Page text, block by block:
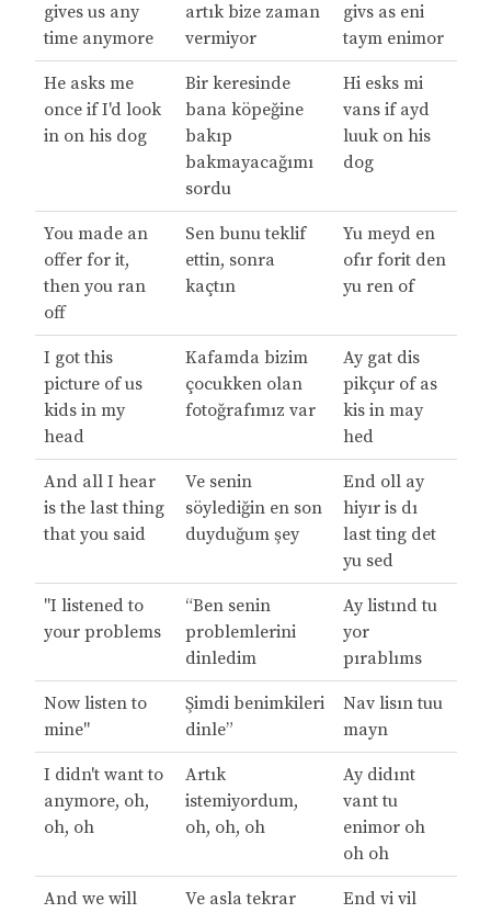
gives us any
time anymore
artık bize zaman
vermiyor
givs as eni
taym enimor
He asks me
once if I'd look
in on his dog
Bir keresinde
bana köpeğine
bakıp
bakmayacağımı
sordu
Hi esks mi
vans if ayd
luuk on his
dog
You made an
offer for it,
then you ran
off
Sen bunu teklif
ettin, sonra
kaçtın
Yu meyd en
ofır forit den
yu ren of
I got this
picture of us
kids in my
head
Kafamda bizim
çocukken olan
fotoğrafımız var
Ay gat dis
pikçur of as
kis in may
hed
And all I hear
is the last thing
that you said
Ve senin
söylediğin en son
duyduğum şey
End oll ay
hiyır is dı
last ting det
yu sed
"I listened to
your problems
“Ben senin
problemlerini
dinledim
Ay listınd tu
yor
pırablıms
Now listen to
mine"
Şimdi benimkileri
dinle”
Nav lisın tuu
mayn
I didn't want to
anymore, oh,
oh, oh
Artık
istemiyordum,
oh, oh, oh
Ay didınt
vant tu
enimor oh
oh oh
And we will
Ve asla tekrar
End vi vil